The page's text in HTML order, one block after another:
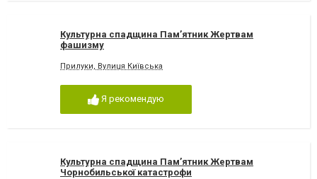
Культурна спадщина Пам’ятник Жертвам
фашизму
Прилуки, Вулиця Київська
Я рекомендую
Культурна спадщина Пам’ятник Жертвам
Чорнобильської катастрофи